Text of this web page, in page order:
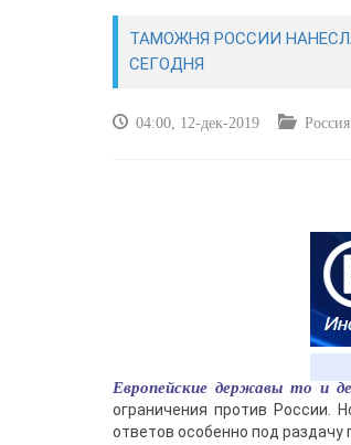
ТАМОЖНЯ РОССИИ
СЕГОДНЯ
04:00, 12-дек-2019
Европейские державы то и
ограничения против России.
ответов особенно под